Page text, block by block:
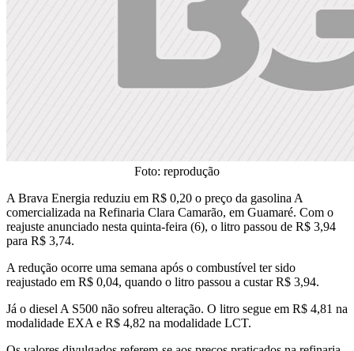
Foto: reprodução
A Brava Energia reduziu em R$ 0,20 o preço da gasolina A
comercializada na Refinaria Clara Camarão, em Guamaré. Com o
reajuste anunciado nesta quinta-feira (6), o litro passou de R$ 3,94
para R$ 3,74.
A redução ocorre uma semana após o combustível ter sido
reajustado em R$ 0,04, quando o litro passou a custar R$ 3,94.
Já o diesel A S500 não sofreu alteração. O litro segue em R$ 4,81 na
modalidade EXA e R$ 4,82 na modalidade LCT.